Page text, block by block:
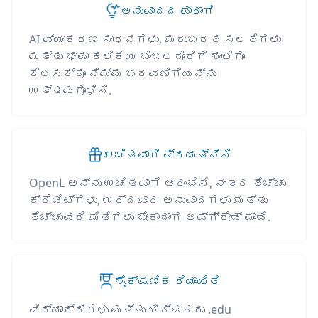
ಅನುವಾದದ ಪಾರಾಗಿ
AI ವ್ಯಾಕರಣ ಸಾಧನಗಳು, ಮರುಬರಹ ಸಲಹೆಗಳು
ಮತ್ತು ಭಾಷಾ ಕಲಿಕೆಯ ಬೆಂಬಲದೊಂದಿಗೆ ಶಾಲೆಗೂ
ಕೆಲಸಕ್ಕೂ ನಿಮ್ಮ ಬರವಣಿಗೆಯನ್ನು
ಉತ್ತಮಗೊಳಿಸಿ.
ಉಚಿತವಾಗಿ ಪ್ರಯತ್ನಿಸಿ
OpenL ಅನ್ನು ಉಚಿತವಾಗಿ ಆರಂಭಿಸಿ, ನಂತರ ಹೆಚ್ಚು
ಕ್ರೆಡಿಟ್‌ಗಳು, ಉದ್ದವಾದ ಅನುವಾದಗಳು ಮತ್ತು
ಹೆಚ್ಚುವರಿ ಮಿತಿಗಳು ಬೇಕಾದಾಗ ಅಪ್‌ಗ್ರೇಡ್ ಮಾಡಿ.
ಶೈಕ್ಷಣಿಕ ರಿಯಾಯಿತಿ
ವಿದ್ಯಾರ್ಥಿಗಳು ಮತ್ತು ಶಿಕ್ಷಕರು .edu